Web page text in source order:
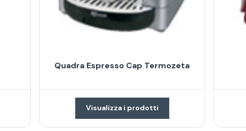
Quadra Espresso Cap Termozeta
Visualizza i prodotti